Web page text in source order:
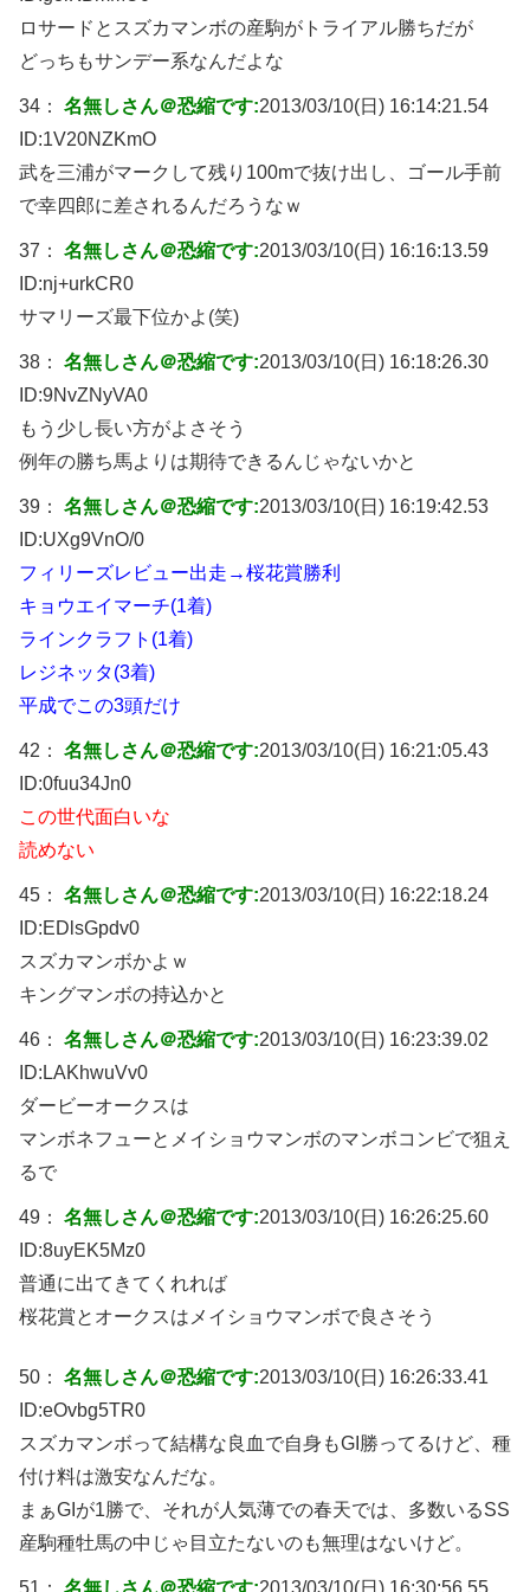
ロサードとスズカマンボの産駒がトライアル勝ちだが
どっちもサンデー系なんだよな
34： 名無しさん＠恐縮です:2013/03/10(日) 16:14:21.54
ID:1V20NZKmO
武を三浦がマークして残り100mで抜け出し、ゴール手前
で幸四郎に差されるんだろうなｗ
37： 名無しさん＠恐縮です:2013/03/10(日) 16:16:13.59
ID:nj+urkCR0
サマリーズ最下位かよ(笑)
38： 名無しさん＠恐縮です:2013/03/10(日) 16:18:26.30
ID:9NvZNyVA0
もう少し長い方がよさそう
例年の勝ち馬よりは期待できるんじゃないかと
39： 名無しさん＠恐縮です:2013/03/10(日) 16:19:42.53
ID:UXg9VnO/0
フィリーズレビュー出走→桜花賞勝利
キョウエイマーチ(1着)
ラインクラフト(1着)
レジネッタ(3着)
平成でこの3頭だけ
42： 名無しさん＠恐縮です:2013/03/10(日) 16:21:05.43
ID:0fuu34Jn0
この世代面白いな
読めない
45： 名無しさん＠恐縮です:2013/03/10(日) 16:22:18.24
ID:EDlsGpdv0
スズカマンボかよｗ
キングマンボの持込かと
46： 名無しさん＠恐縮です:2013/03/10(日) 16:23:39.02
ID:LAKhwuVv0
ダービーオークスは
マンボネフューとメイショウマンボのマンボコンビで狙え
るで
49： 名無しさん＠恐縮です:2013/03/10(日) 16:26:25.60
ID:8uyEK5Mz0
普通に出てきてくれれば
桜花賞とオークスはメイショウマンボで良さそう
50： 名無しさん＠恐縮です:2013/03/10(日) 16:26:33.41
ID:eOvbg5TR0
スズカマンボって結構な良血で自身もGI勝ってるけど、種
付け料は激安なんだな。
まぁGIが1勝で、それが人気薄での春天では、多数いるSS
産駒種牡馬の中じゃ目立たないのも無理はないけど。
51： 名無しさん＠恐縮です:2013/03/10(日) 16:30:56.55